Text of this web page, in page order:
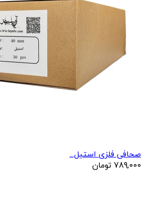
صحافی فلزی استیل...
789,000 تومان